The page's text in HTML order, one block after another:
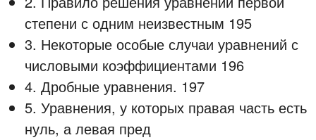
степени с одним неизвестным 195
3. Некоторые особые случаи уравнений с
числовыми коэффициентами 196
4. Дробные уравнения. 197
5. Уравнения, у которых правая часть есть
нуль, а левая пред